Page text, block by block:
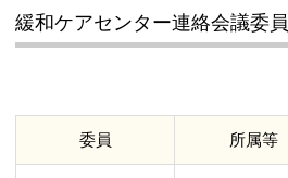
緩和ケアセンター連絡会議委員
委員 所属等